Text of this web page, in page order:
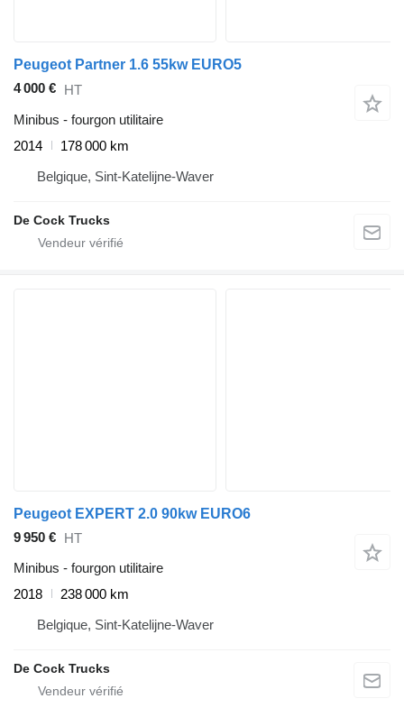
Peugeot Partner 1.6 55kw EURO5
4 000 € HT
Minibus - fourgon utilitaire
2014
178 000 km
Belgique, Sint-Katelijne-Waver
De Cock Trucks
Peugeot EXPERT 2.0 90kw EURO6
9 950 € HT
Minibus - fourgon utilitaire
2018
238 000 km
Belgique, Sint-Katelijne-Waver
De Cock Trucks